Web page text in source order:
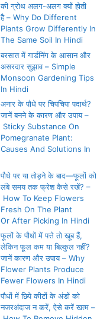
की ग्रोथ अलग-अलग क्यों होती
है – Why Do Different
Plants Grow Differently In
The Same Soil In Hindi
बरसात में गार्डनिंग के आसान और
असरदार सुझाव – Simple
Monsoon Gardening Tips
In Hindi
अनार के पौधे पर चिपचिपा पदार्थ?
जानें बनने के कारण और उपाय –
Sticky Substance On
Pomegranate Plant:
Causes And Solutions In
पौधे पर या तोड़ने के बाद—फूलों को
लंबे समय तक फ्रेश कैसे रखें? –
How To Keep Flowers
Fresh On The Plant
Or After Picking In Hindi
फूलों के पौधों में पत्ते तो खूब हैं,
लेकिन फूल कम या बिल्कुल नहीं?
जानें कारण और उपाय – Why
Flower Plants Produce
Fewer Flowers In Hindi
पौधों में छिपे कीटों के अंडों को
नजरअंदाज न करें, ऐसे करें खत्म –